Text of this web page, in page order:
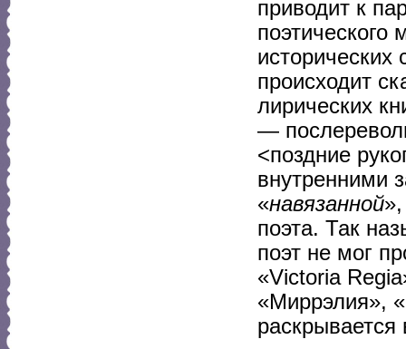
приводит к
исторических
происходит
лирических
—
<поздние
внутренними
«навязанной
поэта. Так
поэт не мог
«Victoria
«Миррэлия»,
раскрывается